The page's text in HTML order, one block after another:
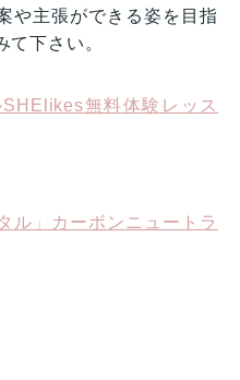
や主張ができる姿を目指
下さい。
無料体験レッス
ル」カーボンニュートラ